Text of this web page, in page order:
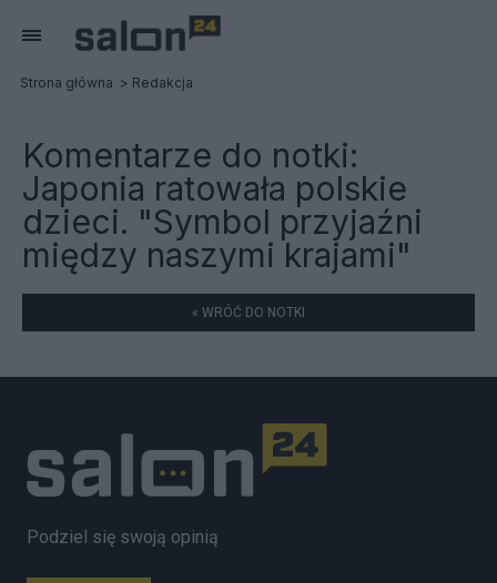
Strona główna Redakcja
Komentarze do notki:
Japonia ratowała polskie
dzieci. "Symbol przyjaźni
między naszymi krajami"
« WRÓĆ DO NOTKI
Podziel się swoją opinią